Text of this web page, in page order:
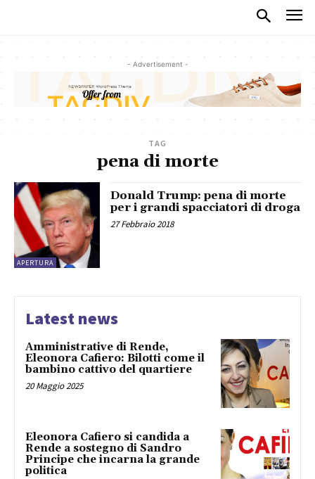
- Advertisement -
TAG
pena di morte
APERTURA
Donald Trump: pena di morte
per i grandi spacciatori di droga
27 Febbraio 2018
Latest news
Amministrative di Rende,
Eleonora Cafiero: Bilotti come il
bambino cattivo del quartiere
20 Maggio 2025
Eleonora Cafiero si candida a
Rende a sostegno di Sandro
Principe che incarna la grande
politica